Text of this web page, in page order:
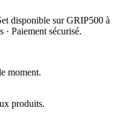
disponible sur GRIP500 à
· Paiement sécurisé.
moment.
produits.